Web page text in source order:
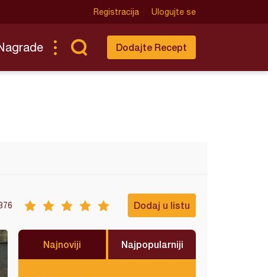
Registracija Ulogujte se
Dodajte Recept
Dodaj u listu
Najnoviji Najpopularniji